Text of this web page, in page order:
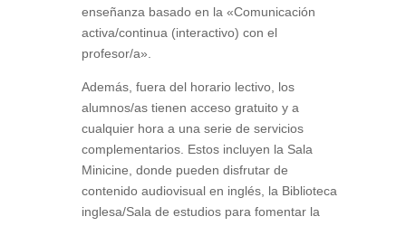
enseñanza basado en la «Comunicación
activa/continua (interactivo) con el
profesor/a».
Además, fuera del horario lectivo, los
alumnos/as tienen acceso gratuito y a
cualquier hora a una serie de servicios
complementarios. Estos incluyen la Sala
Minicine, donde pueden disfrutar de
contenido audiovisual en inglés, la Biblioteca
inglesa/Sala de estudios para fomentar la